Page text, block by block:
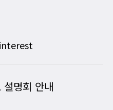
설명회 안내